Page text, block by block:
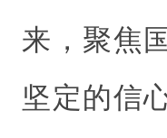
来，聚焦
坚定的信